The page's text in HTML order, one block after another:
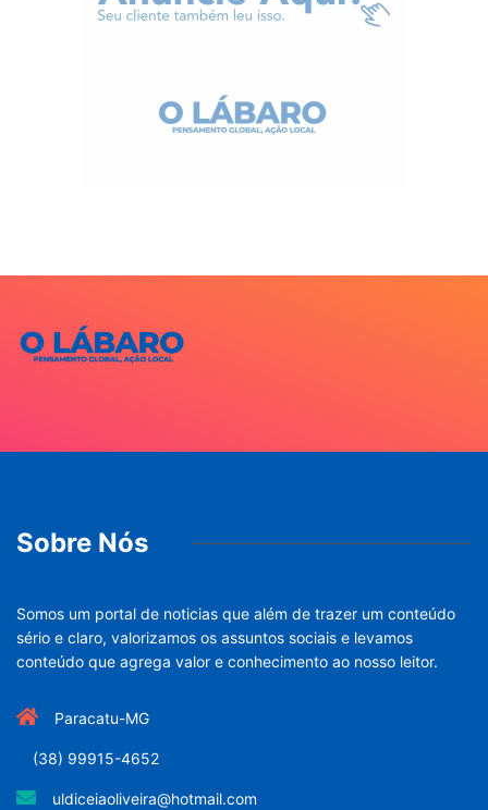
Sobre Nós
Somos um portal de noticias que além de trazer um conteúdo
sério e claro, valorizamos os assuntos sociais e levamos
conteúdo que agrega valor e conhecimento ao nosso leitor.
Paracatu-MG
(38) 99915-4652
uldiceiaoliveira@hotmail.com